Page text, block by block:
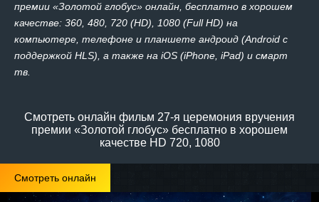
премии «Золотой глобус» онлайн, бесплатно в хорошем
качестве: 360, 480, 720 (HD), 1080 (Full HD) на
компьютере, телефоне и планшете андроид (Android с
поддержкой HLS), а также на iOS (iPhone, iPad) и смарт
тв.
Смотреть онлайн фильм 27-я церемония вручения
премии «Золотой глобус» бесплатно в хорошем
качестве HD 720, 1080
Смотреть онлайн